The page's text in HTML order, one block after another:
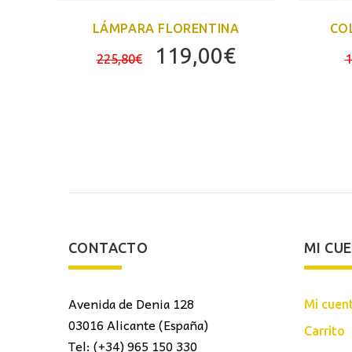
LÁMPARA FLORENTINA
225,80€
El
119,00€El
CONTACTO
Avenida de Denia 128
03016 Alicante (España)
Tel: (+34) 965 150 330
MI
Mi
Carrito